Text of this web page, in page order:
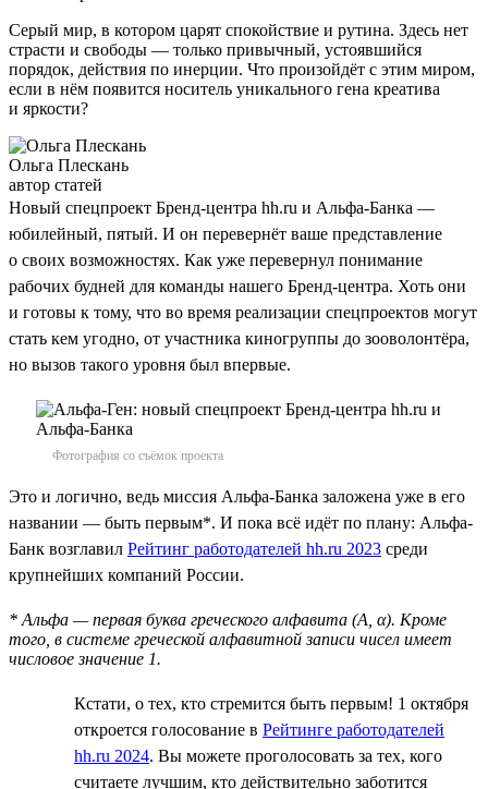
Серый мир, в котором царят спокойствие и рутина. Здесь нет
страсти и свободы — только привычный, устоявшийся
порядок, действия по инерции. Что произойдёт с этим миром,
если в нём появится носитель уникального гена креатива
и яркости?
Ольга Плескань
автор статей
Новый спецпроект Бренд-центра hh.ru и Альфа-Банка —
юбилейный, пятый. И он перевернёт ваше представление
о своих возможностях. Как уже перевернул понимание
рабочих будней для команды нашего Бренд-центра. Хоть они
и готовы к тому, что во время реализации спецпроектов могут
стать кем угодно, от участника киногруппы до зооволонтёра,
но вызов такого уровня был впервые.
Фотография со съёмок проекта
Это и логично, ведь миссия Альфа-Банка заложена уже в его
названии — быть первым*. И пока всё идёт по плану: Альфа-
Банк возглавил Рейтинг работодателей hh.ru 2023 среди
крупнейших компаний России.
* Альфа — первая буква греческого алфавита (Α, α). Кроме
того, в системе греческой алфавитной записи чисел имеет
числовое значение 1.
Кстати, о тех, кто стремится быть первым! 1 октября
откроется голосование в Рейтинге работодателей
hh.ru 2024. Вы можете проголосовать за тех, кого
считаете лучшим, кто действительно заботится